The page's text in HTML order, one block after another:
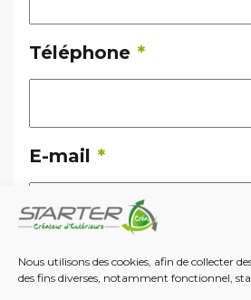
Nous utilisons des cookies, afin de collecter
des fins diverses, notamment fonctionnel,
Téléphone *
E-mail *
Localisation *